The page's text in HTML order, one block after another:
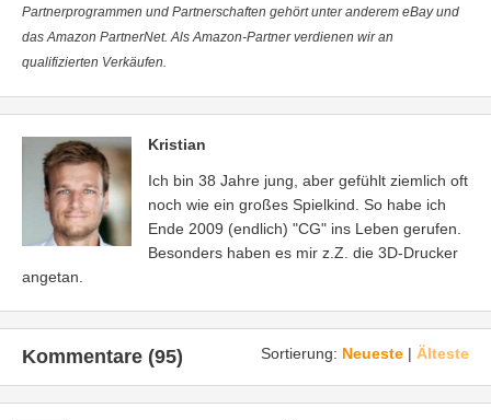
Partnerprogrammen und Partnerschaften gehört unter anderem eBay und
das Amazon PartnerNet. Als Amazon-Partner verdienen wir an
qualifizierten Verkäufen.
Kristian
Ich bin 38 Jahre jung, aber gefühlt ziemlich oft
noch wie ein großes Spielkind. So habe ich
Ende 2009 (endlich) "CG" ins Leben gerufen.
Besonders haben es mir z.Z. die 3D-Drucker
angetan.
Sortierung: Neueste | Älteste
Kommentare (95)